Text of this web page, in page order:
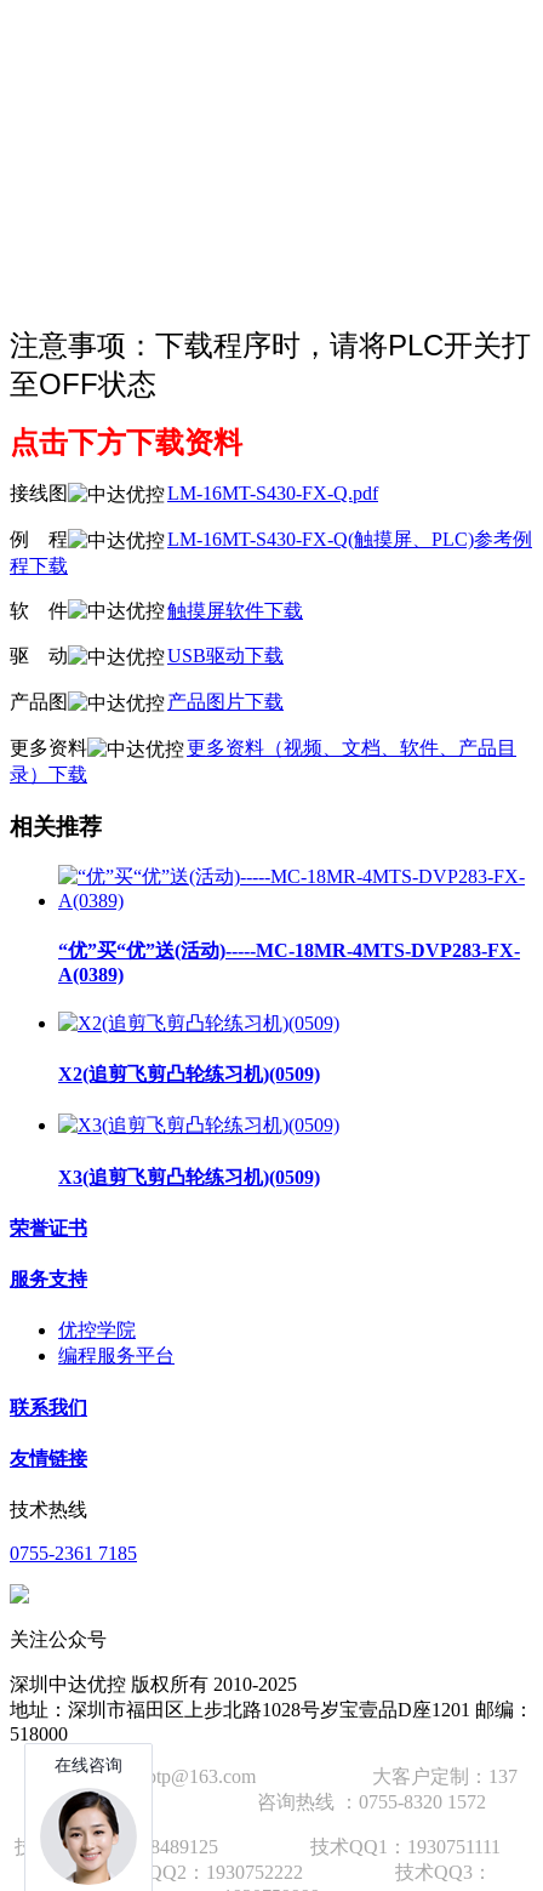
注意事项：下载程序时，请将PLC开关打
至OFF状态
点击下方下载资料
接线图 LM-16MT-S430-FX-Q.pdf
例 程
LM-16MT-S430-FX-Q(触摸屏、PLC)参考例
程下载
软 件 触摸屏软件下载
驱 动 USB驱动下载
产品图 产品图片下载
更多资料
更多资料（视频、文档、软件、产品目
录）下载
相关推荐
“优”买“优”送(活动)-----MC-18MR-4MTS-DVP283-FX-
A(0389)
X2(追剪飞剪凸轮练习机)(0509)
X3(追剪飞剪凸轮练习机)(0509)
荣誉证书
服务支持
优控学院
编程服务平台
联系我们
友情链接
技术热线
0755-2361 7185
关注公众号
深圳中达优控 版权所有 2010-2025
地址：深圳市福田区上步北路1028号岁宝壹品D座1201 邮编：
518000
技术邮箱：wzbtp@163.com 大客户定制：137
1392 2586 咨询热线 ：0755-8320 1572
技术手机：18928489125
技术QQ1：1930751111
技术QQ2：1930752222 技术QQ3：